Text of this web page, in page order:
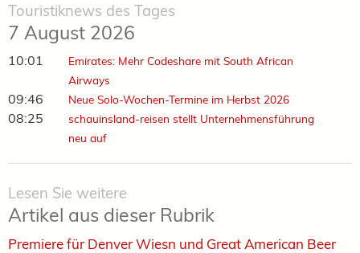
Touristiknews des Tages
7 August 2026
10:01
Emirates: Mehr Codeshare mit South African
Airways
09:46 Neue Solo-Wochen-Termine im Herbst 2026
08:25
schauinsland-reisen stellt Unternehmensführung
neu auf
Lesen Sie weitere
Artikel aus dieser Rubrik
Premiere für Denver Wiesn und Great American Beer